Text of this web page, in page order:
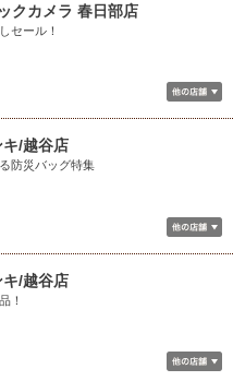
クカメラ 春日部店
セール！
/越谷店
防災バッグ特集
/越谷店
！